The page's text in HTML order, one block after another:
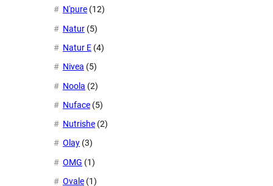
N'pure (12)
Natur (5)
Natur E (4)
Nivea (5)
Noola (2)
Nuface (5)
Nutrishe (2)
Olay (3)
OMG (1)
Ovale (1)